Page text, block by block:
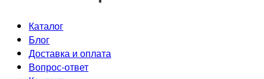
Каталог
Блог
Доставка и оплата
Вопрос-ответ